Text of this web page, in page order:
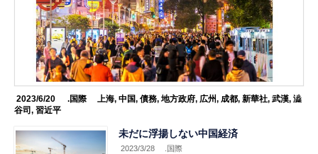
2023/6/20 .国際 上海, 中国, 債務, 地方政府, 広州, 成都, 新華社, 武漢, 澁
谷司,習近平
未だに浮揚しない中国経済
2023/3/28 .国際